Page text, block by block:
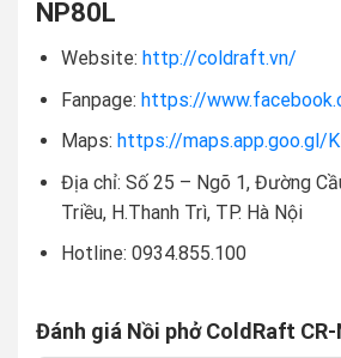
NP80L
Website: http://coldraft.vn/
Fanpage: https://
Maps: https://maps.app.goo.gl/
Địa chỉ: Số 25 – Ngõ 1, Đường
Triều, H.Thanh Trì, TP. Hà Nội
Hotline: 0934.855.100
Đánh giá Nồi phở ColdRaft CR-